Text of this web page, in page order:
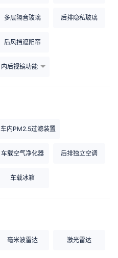
多层隔音玻璃 后排隐私玻璃
后风挡遮阳帘
内后视镜功能
车内PM2.5过滤装置
车载空气净化器 后排独立空调
车载冰箱
毫米波雷达 激光雷达